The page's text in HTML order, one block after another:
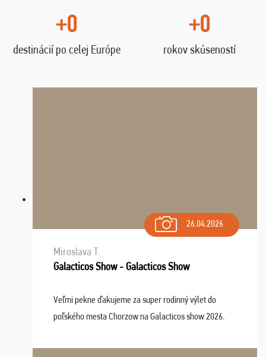
+0
destinácií po celej Európe
+0
rokov skúseností
26.04.2026
Miroslava T.
Galacticos Show - Galacticos Show
Veľmi pekne ďakujeme za super rodinný výlet do
poľského mesta Chorzow na Galacticos show 2026.
Navštívili sme aj zábavný park Legendia, previe ...